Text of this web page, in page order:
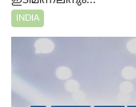
INDIA